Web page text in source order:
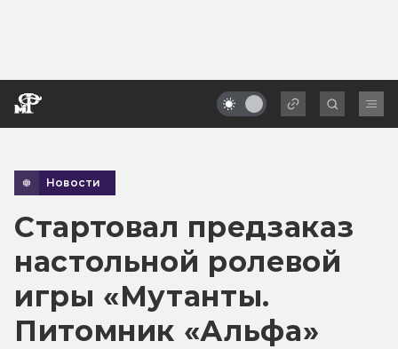
Новости
Стартовал предзаказ
настольной ролевой
игры «Мутанты.
Питомник «Альфа»